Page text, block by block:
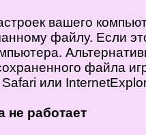
вашего
файлу. Если
файла
или
не работает